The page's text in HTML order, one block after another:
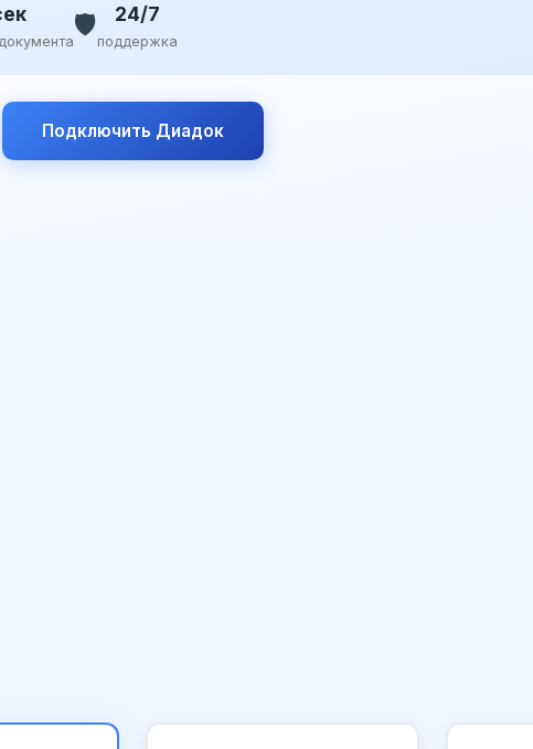
🛡️ 24/7
поддержка
Подключить Диадок